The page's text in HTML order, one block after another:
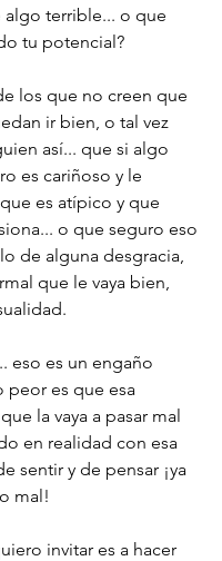
terrible... o que
tu potencial?
los que no creen que
ir bien, o tal vez
así... que si algo
es cariñoso y le
es atípico y que
o que seguro eso
de alguna desgracia,
que le vaya bien,
eso es un engaño
peor es que esa
la vaya a pasar mal
en realidad con esa
sentir y de pensar ¡ya
mal!
invitar es a hacer